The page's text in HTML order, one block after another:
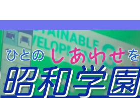
​しあわせ
ひとの を考
昭和学